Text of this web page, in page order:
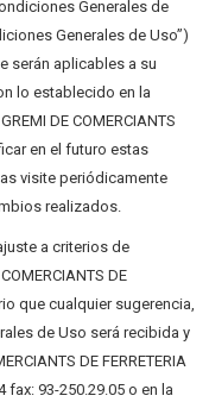
Generales de
Generales de Uso”)
serán aplicables a su
lo establecido en la
DE COMERCIANTS
en el futuro estas
visite periódicamente
realizados.
a criterios de
DE
que cualquier sugerencia,
de Uso será recibida y
DE FERRETERIA
fax: 93-250.29.05 o en la